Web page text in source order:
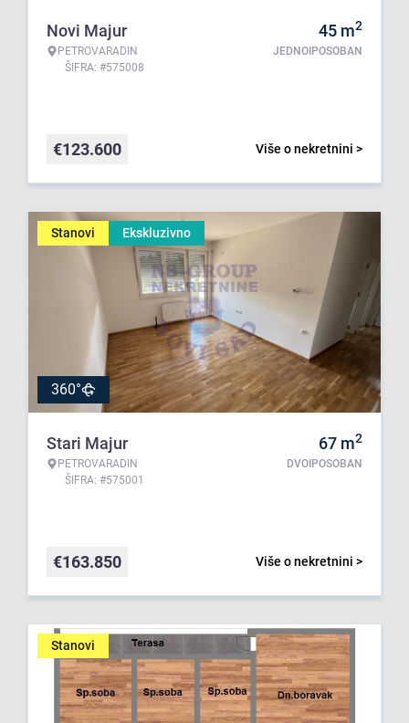
Novi Majur
PETROVARADIN
ŠIFRA: #575008
45 m2
JEDNOIPOSOBAN
Više o nekretnini >
€123.600
Stanovi Ekskluzivno
360°
Stari Majur
PETROVARADIN
ŠIFRA: #575001
67 m2
DVOIPOSOBAN
Više o nekretnini >
€163.850
Stanovi